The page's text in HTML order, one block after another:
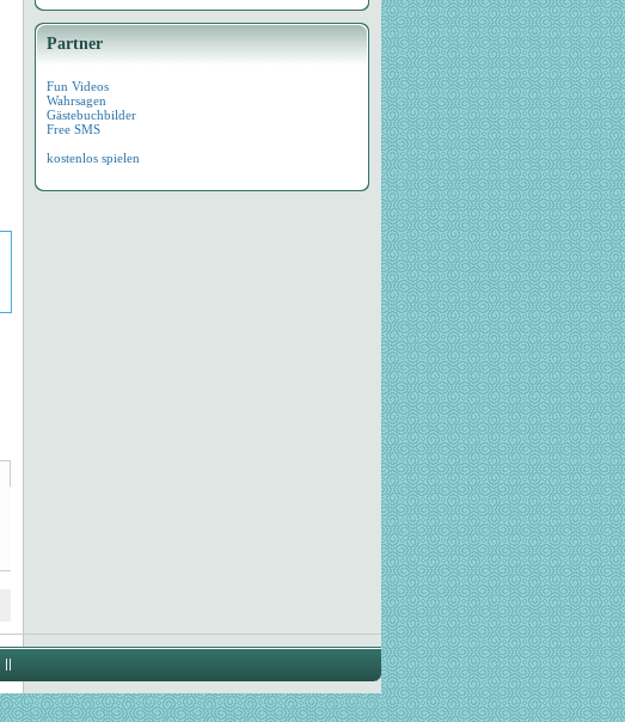
Partner
Fun Videos
Wahrsagen
Gästebuchbilder
Free SMS
kostenlos spielen
||